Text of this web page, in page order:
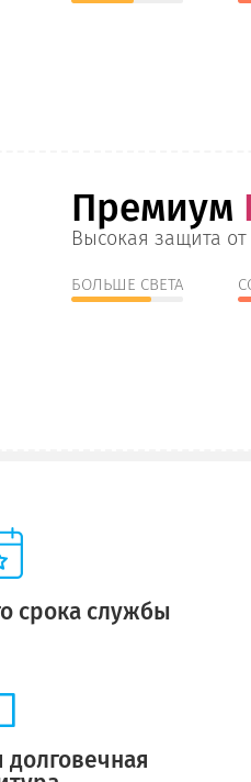
Премиум
Высокая защита
БОЛЬШЕ СВЕТА
срока службы